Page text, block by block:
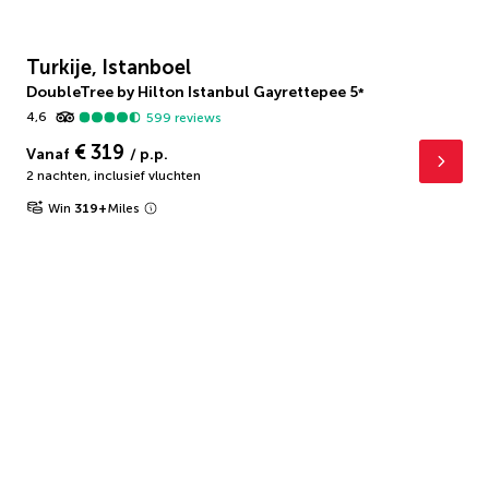
Turkije, Istanboel
DoubleTree by Hilton Istanbul Gayrettepee 5*
4,6
599 reviews
Vanaf € 319 / p.p.
2 nachten, inclusief vluchten
Win 319+Miles